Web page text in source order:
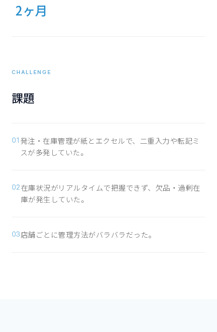
2ヶ月
CHALLENGE
課題
01発注・在庫管理が紙とエクセルで、二重入力や転記ミ
スが多発していた。
02在庫状況がリアルタイムで把握できず、欠品・過剰在
庫が発生していた。
03店舗ごとに管理方法がバラバラだった。